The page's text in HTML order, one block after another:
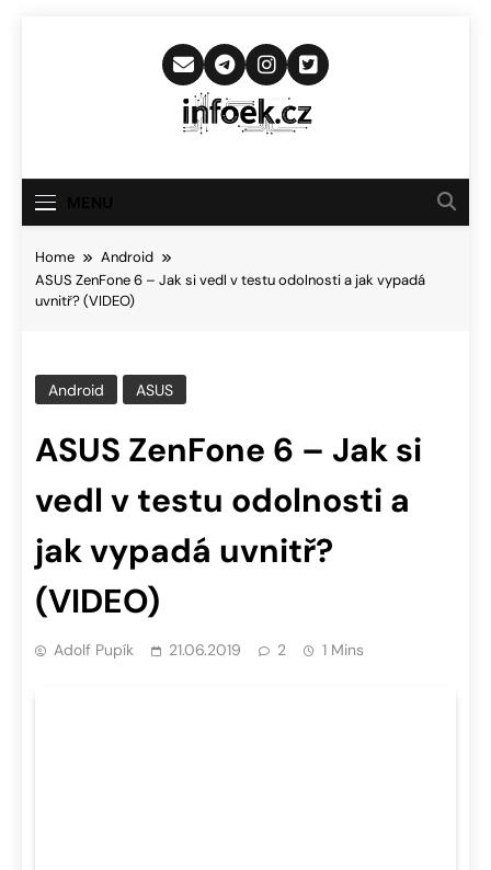
Infoek.cz
Novinkám
Home
Android
ASUS ZenFone 6 – Jak si vedl v testu odolnosti a jak vypadá
uvnitř? (VIDEO)
Android ASUS
ASUS ZenFone 6 – Jak si
vedl v testu odolnosti a
jak vypadá uvnitř?
(VIDEO)
Adolf Pupík 21.06.2019 2 1 Mins